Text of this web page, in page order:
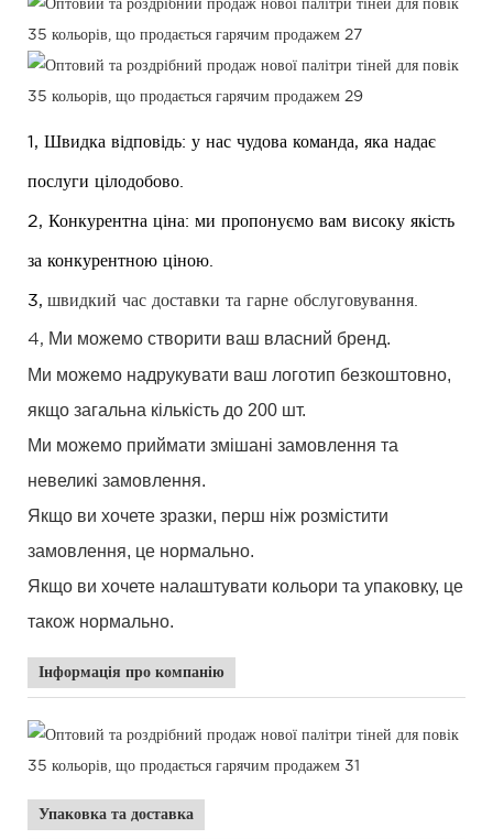
1, Швидка відповідь: у нас чудова команда, яка надає
послуги цілодобово.
2, Конкурентна ціна: ми пропонуємо вам високу якість
за конкурентною ціною.
3, швидкий час доставки та гарне обслуговування.
4, Ми можемо створити ваш власний бренд.
Ми можемо надрукувати ваш логотип безкоштовно,
якщо загальна кількість до 200 шт.
Ми можемо приймати змішані замовлення та
невеликі замовлення.
Якщо ви хочете зразки, перш ніж розмістити
замовлення, це нормально.
Якщо ви хочете налаштувати кольори та упаковку, це
також нормально.
Інформація про компанію
Упаковка та доставка